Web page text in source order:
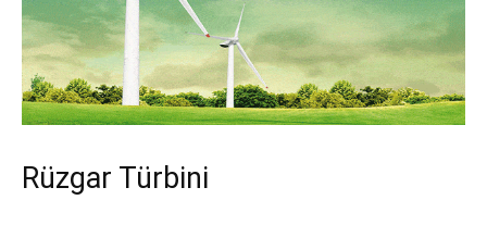
Rüzgar Türbini